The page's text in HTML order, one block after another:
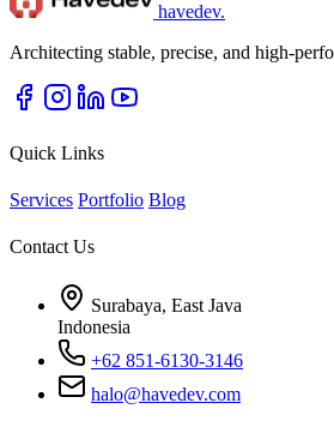
havedev.
Architecting stable, precise, and high-
Quick Links
Services Portfolio Blog
Contact Us
Surabaya, East Java
Indonesia
+62 851-6130-3146
halo@havedev.com